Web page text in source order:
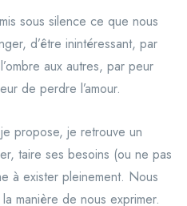
sous silence ce que nous
d’être inintéressant, par
aux autres, par peur
de perdre l’amour.
propose, je retrouve un
taire ses besoins (ou ne pas
à exister pleinement. Nous
manière de nous exprimer.